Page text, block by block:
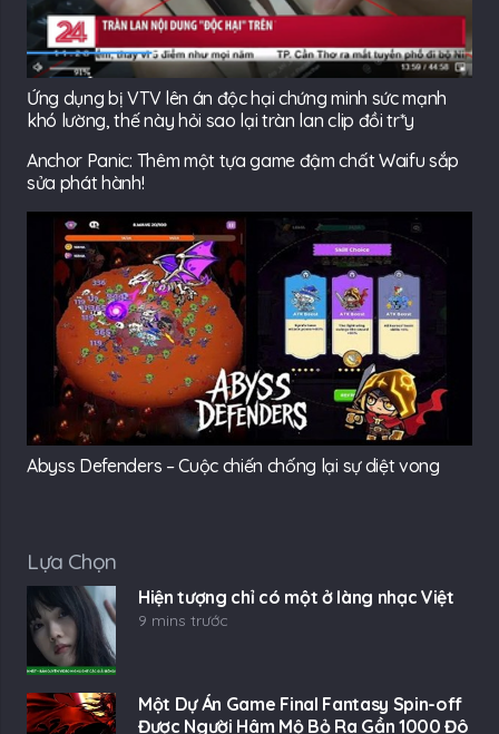
Ứng dụng bị VTV lên án độc hại chứng minh sức mạnh
khó lường, thế này hỏi sao lại tràn lan clip đồi tr*y
Anchor Panic: Thêm một tựa game đậm chất Waifu sắp
sửa phát hành!
Abyss Defenders – Cuộc chiến chống lại sự diệt vong
Lựa Chọn
Hiện tượng chỉ có một ở làng nhạc Việt
9 mins trước
Một Dự Án Game Final Fantasy Spin-off
Được Người Hâm Mộ Bỏ Ra Gần 1000 Đô